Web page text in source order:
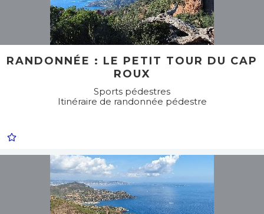
RANDONNÉE : LE PETIT TOUR DU CAP
ROUX
Sports pédestres
Itinéraire de randonnée pédestre